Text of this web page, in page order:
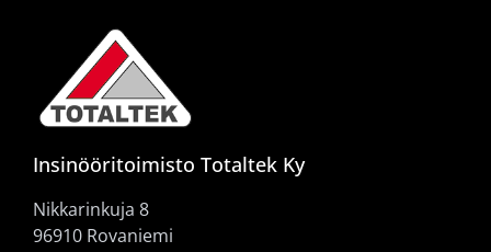
Insinööritoimisto Totaltek Ky
Nikkarinkuja 8
96910 Rovaniemi